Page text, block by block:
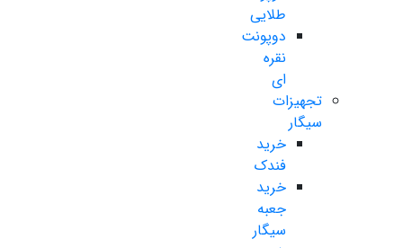
طلایی
دوپونت
نقره
ای
تجهیزات
سیگار
خرید
فندک
خرید
جعبه
سیگار